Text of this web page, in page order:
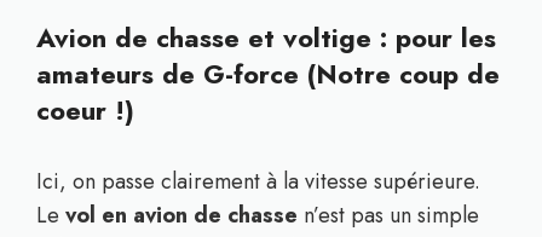
Avion de chasse et voltige : pour les
amateurs de G-force (Notre coup de
coeur !)
Ici, on passe clairement à la vitesse supérieure.
Le vol en avion de chasse n’est pas un simple